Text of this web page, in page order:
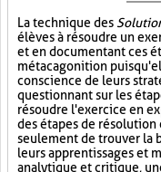
La technique des
élèves à résoudre un
et en documentant ces
métacagonition
conscience de leurs
questionnant sur les
résoudre l'exercice en
des étapes de résolution
seulement de trouver la
leurs apprentissages et
analytique et critique,